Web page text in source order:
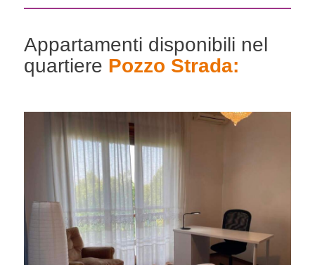
Appartamenti disponibili nel
quartiere Pozzo Strada: